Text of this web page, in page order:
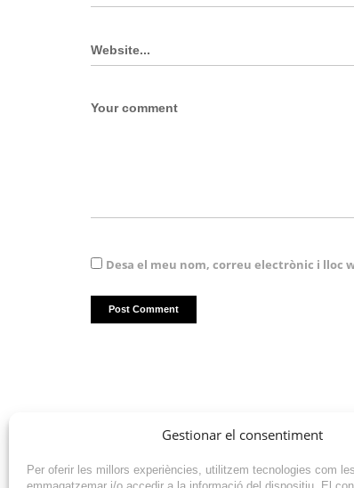
Gestionar el consentiment
Per oferir les millors experiències, utilitzem tecnologies com
Desa el meu nom, correu electrònic i lloc